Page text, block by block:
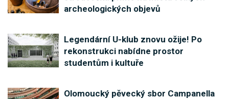
archeologických objevů
Legendární U-klub znovu ožije! Po
rekonstrukci nabídne prostor
studentům i kultuře
Olomoucký pěvecký sbor Campanella